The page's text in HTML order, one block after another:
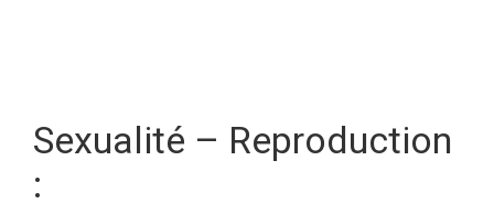
Sexualité – Reproduction
: